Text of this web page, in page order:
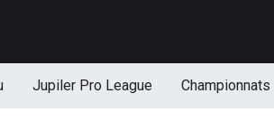
Jupiler Pro League Championnats